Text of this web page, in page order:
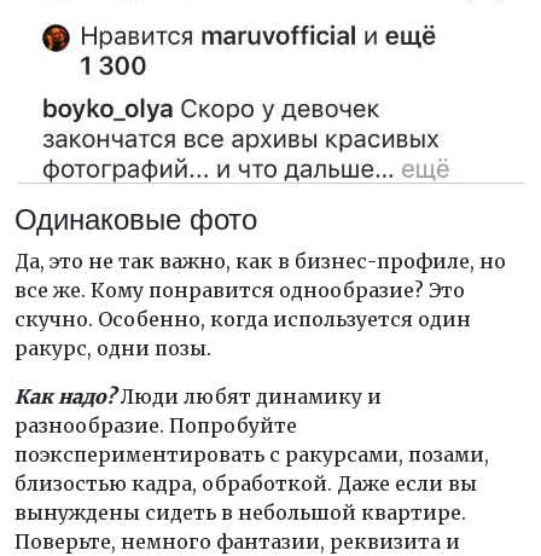
Одинаковые фото
Да, это не так важно, как в бизнес-профиле, но
все же. Кому понравится однообразие? Это
скучно. Особенно, когда используется один
ракурс, одни позы.
Как надо?Люди любят динамику и
разнообразие. Попробуйте
поэкспериментировать с ракурсами, позами,
близостью кадра, обработкой. Даже если вы
вынуждены сидеть в небольшой квартире.
Поверьте, немного фантазии, реквизита и